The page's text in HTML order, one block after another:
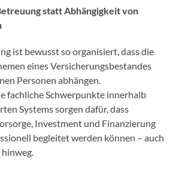
statt Abhängigkeit von
ist bewusst so organisiert, dass die
eines Versicherungsbestandes
Personen abhängen.
fachliche Schwerpunkte innerhalb
Systems sorgen dafür, dass
Investment und Finanzierung
begleitet werden können – auch